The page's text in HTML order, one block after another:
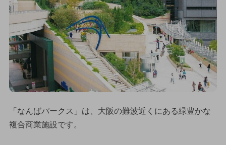
「なんばパークス」は、大阪の難波近くにある緑豊かな
複合商業施設です。